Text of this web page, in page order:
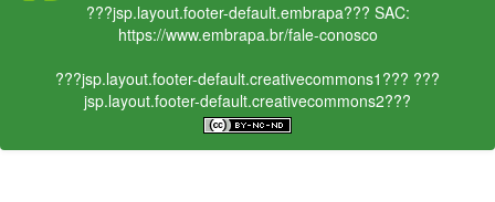
???jsp.layout.footer-default.embrapa??? SAC:
https://www.embrapa.br/fale-conosco
???jsp.layout.footer-default.creativecommons1??? ???
jsp.layout.footer-default.creativecommons2???